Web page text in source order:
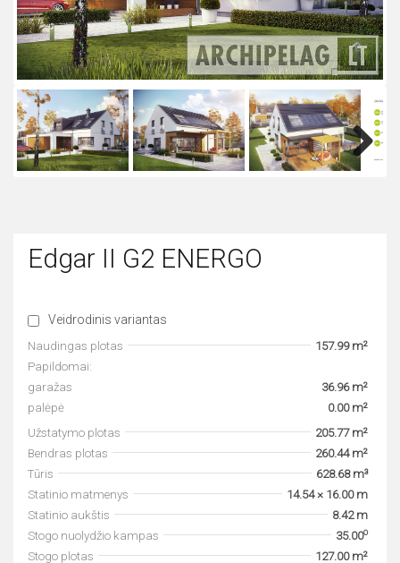
Edgar II G2 ENERGO
Veidrodinis variantas
Naudingas plotas
157.99 m²
Papildomai:
garažas
36.96 m²
palėpė
0.00 m²
Užstatymo plotas
205.77 m²
Bendras plotas
260.44 m²
Tūris
628.68 m³
Statinio matmenys
14.54 × 16.00 m
Statinio aukštis
8.42 m
Stogo nuolydžio kampas
35.00o
Stogo plotas
127.00 m²